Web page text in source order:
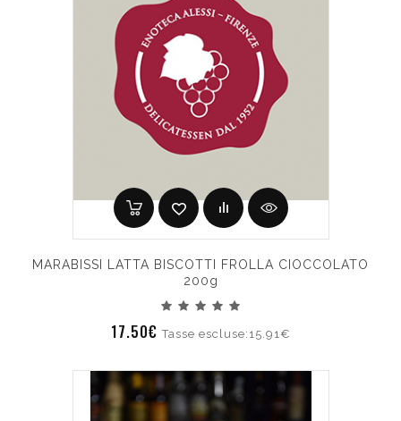
MARABISSI LATTA BISCOTTI FROLLA CIOCCOLATO
200g
17.50€Tasse escluse:15.91€